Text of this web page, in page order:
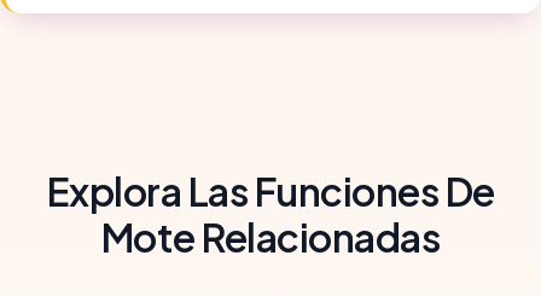
Explora Las Funciones De
Mote Relacionadas